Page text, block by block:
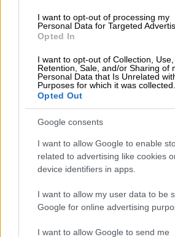
I want to opt-out of processing my
Personal Data for Targeted
Opted In
I want to opt-out of Collection, Use,
Retention, Sale, and/or Sharing of
Personal Data that Is Unrelated
Purposes for which it was collected.
Opted Out
Google consents
I want to allow Google to enable
related to advertising like cookies
device identifiers in apps.
I want to allow my user data to be
Google for online advertising
I want to allow Google to send me
είπε στη νεαρή και στη
χέρι του στο πόδι της και
Όπως είναι λογικό η κοπέλα
την πόρτα καιάρχισα να
στον πανικό της ξέχασε και
κατήγγειλε το
ΌΛΕΣ ΟΙ ΕΙΔΗΣΕΙΣ
Επίδομα θέρμανσης:
- Οι όροι και οι
χορήγηση στους